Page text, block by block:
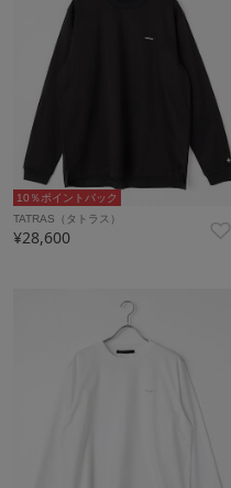
10％ポイントバック
TATRAS（タトラス）
¥28,600